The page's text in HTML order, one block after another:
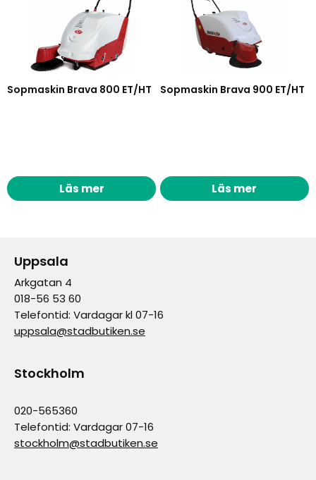
Sopmaskin Brava 800 ET/HT
Läs mer
Sopmaskin Brava 900 ET/HT
Läs mer
Uppsala
Arkgatan 4
018-56 53 60
Telefontid: Vardagar kl 07-16
uppsala@stadbutiken.se
Stockholm
020-565360
Telefontid: Vardagar 07-16
stockholm@stadbutiken.se